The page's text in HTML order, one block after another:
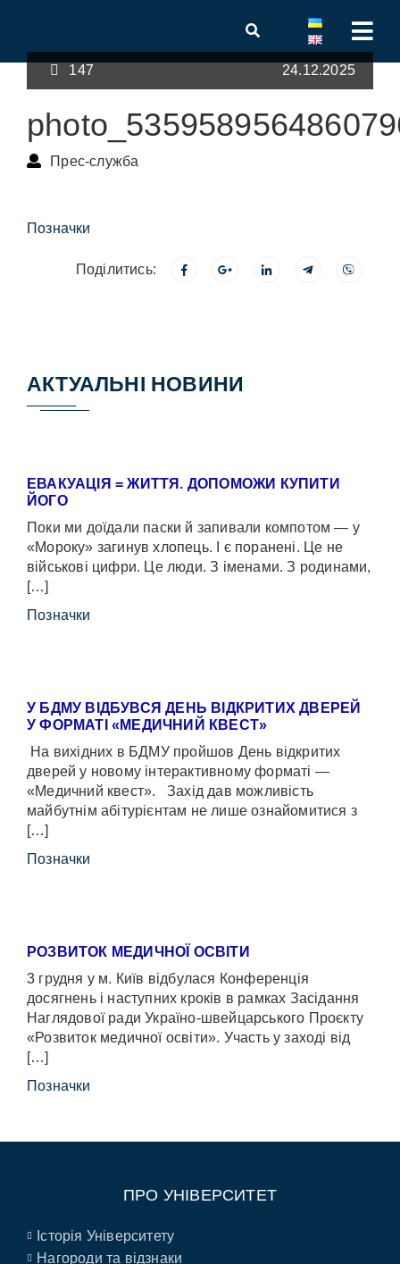
147 24.12.2025
Прес-служба
Позначки
Поділитись:
АКТУАЛЬНІ НОВИНИ
ЕВАКУАЦІЯ = ЖИТТЯ. ДОПОМОЖИ КУПИТИ
ЙОГО
Поки ми доїдали паски й запивали компотом — у
«Мороку» загинув хлопець. І є поранені. Це не
військові цифри. Це люди. З іменами. З родинами,
[…]
Позначки
У БДМУ ВІДБУВСЯ ДЕНЬ ВІДКРИТИХ ДВЕРЕЙ
У ФОРМАТІ «МЕДИЧНИЙ КВЕСТ»
На вихідних в БДМУ пройшов День відкритих
дверей у новому інтерактивному форматі —
«Медичний квест». Захід дав можливість
майбутнім абітурієнтам не лише ознайомитися з
[…]
Позначки
РОЗВИТОК МЕДИЧНОЇ ОСВІТИ
3 грудня у м. Київ відбулася Конференція
досягнень і наступних кроків в рамках Засідання
Наглядової ради Україно-швейцарського Проєкту
«Розвиток медичної освіти». Участь у заході від
[…]
Позначки
ПРО УНІВЕРСИТЕТ
Історія Університету
Нагороди та відзнаки